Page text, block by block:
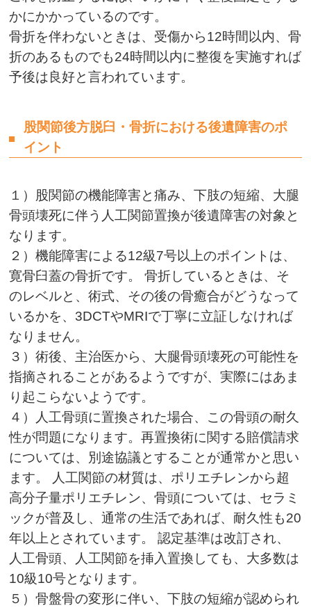
かにかかっているのです。
骨折を伴わないときは、受傷から12時間以内、骨
折のあるものでも24時間以内に整復を実施すれば
予後は良好と言われています。
股関節後方脱臼・骨折における後遺障害のポ
イント
１）股関節の機能障害と痛み、下肢の短縮、大腿
骨頭壊死に伴う人工関節置換が後遺障害の対象と
なります。
２）機能障害による12級7号以上のポイントは、
寛骨臼蓋の骨折です。 骨折しているときは、そ
のレベルと、術式、その後の骨癒合がどうなって
いるかを、3DCTやMRIで丁寧に立証しなければ
なりません。
３）術後、主治医から、大腿骨頭壊死の可能性を
指摘されることがあるようですが、実際にはあま
り起こらないようです。
４）人工骨頭に置換された場合、この骨頭の耐久
性が問題になります。再置換術に関する賠償請求
については、別途協議とすることが通常かと思い
ます。 人工関節の材質は、ポリエチレンから超
高分子量ポリエチレン、骨頭については、セラミ
ックが普及し、通常の生活であれば、耐久性も20
年以上とされています。 認定基準は改訂され、
人工骨頭、人工関節を挿入置換しても、大多数は
10級10号となります。
５）骨盤骨の変形に伴い、下肢の短縮が認められ